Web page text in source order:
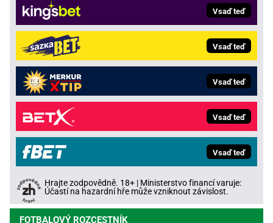
Vsaď teď
Vsaď teď
Vsaď teď
Vsaď teď
Vsaď teď
Hrajte zodpovědně. 18+ | Ministerstvo financí varuje:
Účastí na hazardní hře může vzniknout závislost.
FOTBALOVÝ ROZCESTNÍK